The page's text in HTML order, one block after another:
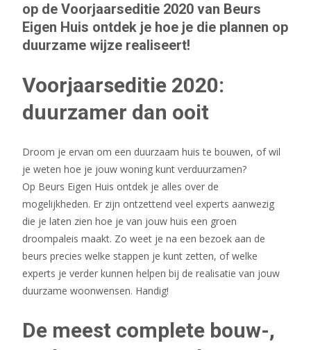
op de Voorjaarseditie 2020 van Beurs
Eigen Huis ontdek je hoe je die plannen op
duurzame wijze realiseert!
Voorjaarseditie 2020:
duurzamer dan ooit
Droom je ervan om een duurzaam huis te bouwen, of wil
je weten hoe je jouw woning kunt verduurzamen?
Op Beurs Eigen Huis ontdek je alles over de
mogelijkheden. Er zijn ontzettend veel experts aanwezig
die je laten zien hoe je van jouw huis een groen
droompaleis maakt. Zo weet je na een bezoek aan de
beurs precies welke stappen je kunt zetten, of welke
experts je verder kunnen helpen bij de realisatie van jouw
duurzame woonwensen. Handig!
De meest complete bouw-,